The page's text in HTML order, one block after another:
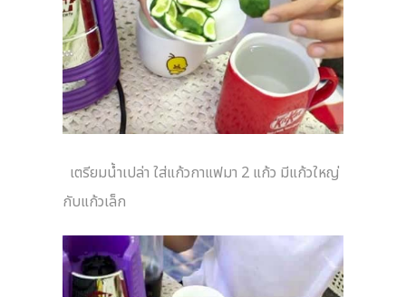
เตรียมน้ำเปล่า ใส่แก้วกาแฟมา 2 แก้ว มีแก้วใหญ่
กับแก้วเล็ก